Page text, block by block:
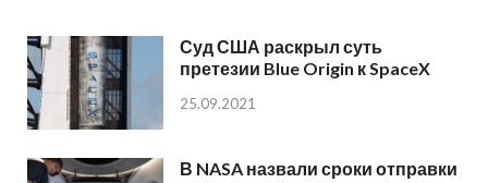
Суд США раскрыл суть
претезии Blue Origin к SpaceX
25.09.2021
В NASA назвали сроки отправки